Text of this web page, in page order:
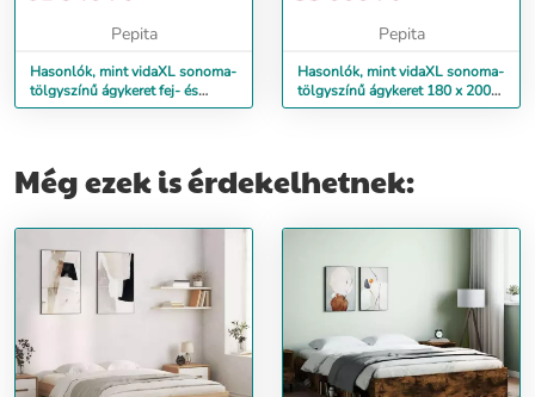
Pepita
Hasonlók, mint vidaXL sonoma-
tölgyszínű ágykeret fej- és
lábtámlával 150 x 200 cm
Pepita
Hasonlók, mint vidaXL sonoma-
tölgyszínű ágykeret 180 x 200
cm
Még ezek is érdekelhetnek: